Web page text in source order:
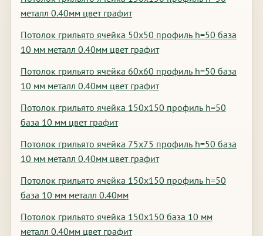
металл 0.40мм цвет графит
Потолок грильято ячейка 50х50 профиль h=50 база
10 мм металл 0.40мм цвет графит
Потолок грильято ячейка 60х60 профиль h=50 база
10 мм металл 0.40мм цвет графит
Потолок грильято ячейка 150х150 профиль h=50
база 10 мм цвет графит
Потолок грильято ячейка 75х75 профиль h=50 база
10 мм металл 0.40мм цвет графит
Потолок грильято ячейка 150х150 профиль h=50
база 10 мм металл 0.40мм
Потолок грильято ячейка 150х150 база 10 мм
металл 0.40мм цвет графит